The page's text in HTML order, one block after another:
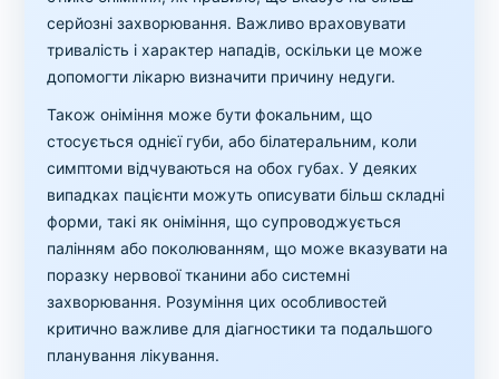
серйозні захворювання. Важливо враховувати
тривалість і характер нападів, оскільки це може
допомогти лікарю визначити причину недуги.
Також оніміння може бути фокальним, що
стосується однієї губи, або білатеральним, коли
симптоми відчуваються на обох губах. У деяких
випадках пацієнти можуть описувати більш складні
форми, такі як оніміння, що супроводжується
палінням або поколюванням, що може вказувати на
поразку нервової тканини або системні
захворювання. Розуміння цих особливостей
критично важливе для діагностики та подальшого
планування лікування.